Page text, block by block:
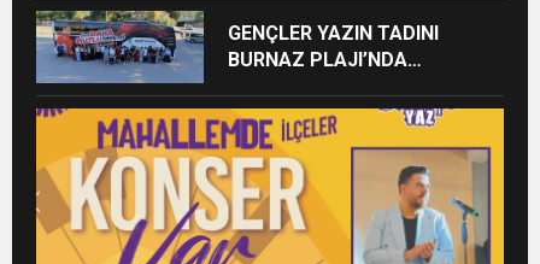
GENÇLER YAZIN TADINI
BURNAZ PLAJI’NDA